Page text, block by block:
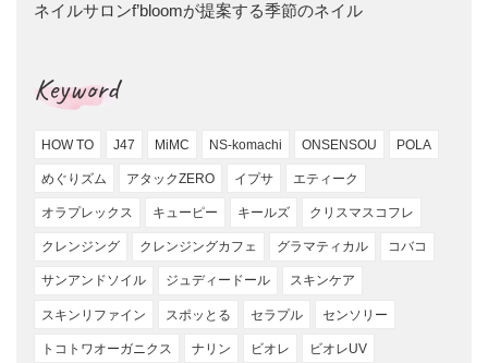
ネイルサロンf’bloomが提案する季節のネイル
Keyword
HOW TO J47 MiMC NS-komachi ONSENSOU POLA
めぐりズム アタックZERO イプサ エティーク
オラプレックス キューピー キールズ クリスマスコフレ
クレンジング クレンジングカフェ グラマティカル コバコ
サンアンドソイル ジュディードール スキンケア
スキンリファイン スポッとる セラプル センソリー
トコトワオーガニクス ナリン ビオレ ビオレUV